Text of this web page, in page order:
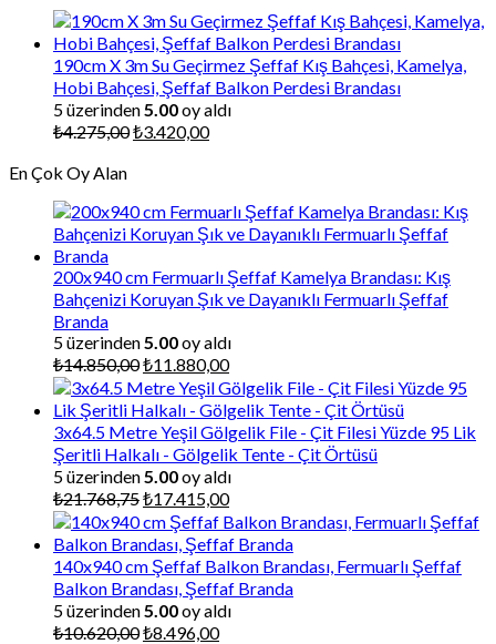
190cm X 3m Su Geçirmez Şeffaf Kış Bahçesi, Kamelya,
Hobi Bahçesi, Şeffaf Balkon Perdesi Brandası
5 üzerinden 5.00oy aldı
₺4.275,00Orijinal
₺3.420,00Şu
En Çok Oy Alan
200x940 cm Fermuarlı Şeffaf Kamelya Brandası: Kış
Bahçenizi Koruyan Şık ve Dayanıklı Fermuarlı Şeffaf
Branda
5 üzerinden 5.00oy aldı
₺14.850,00Orijinal
fiyat:
₺14.850,00.
₺11.880,00Şu
andaki
fiyat:
₺11.880,00.
3x64.5 Metre Yeşil Gölgelik File - Çit Filesi Yüzde 95 Lik
Şeritli Halkalı - Gölgelik Tente - Çit Örtüsü
5 üzerinden 5.00oy aldı
₺21.768,75Orijinal
fiyat:
₺21.768,75.
₺17.415,00Şu
andaki
fiyat:
₺17.415,00.
140x940 cm Şeffaf Balkon Brandası, Fermuarlı Şeffaf
Balkon Brandası, Şeffaf Branda
5 üzerinden 5.00oy aldı
₺10.620,00Orijinal
₺8.496,00Şu